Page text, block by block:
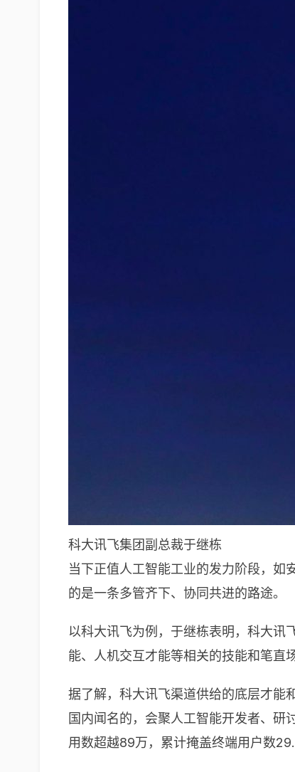
科大讯飞集团副总裁于继栋
当下正值人工智能工业的发力阶段，如
的是一条多管齐下、协同共进的路途。
以科大讯飞为例，于继栋表明，科大讯
能、人机交互才能等相关的技能和笔直
据了解，科大讯飞渠道供给的底层才能
国内闻名的，会聚人工智能开发者、
用数超越89万，累计掩盖终端用户数